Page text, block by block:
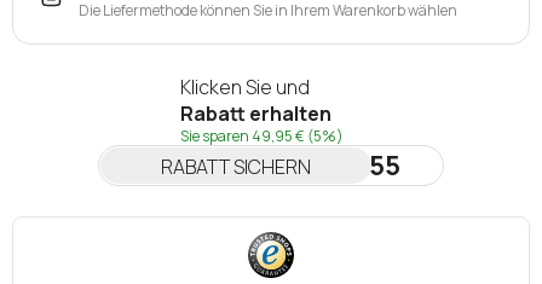
Die Liefermethode können Sie in Ihrem Warenkorb wählen
Klicken Sie und
Rabatt erhalten
Sie sparen 49,95 € (5%)
RABATT SICHERN
NEWSLETTER55